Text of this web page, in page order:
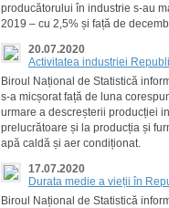
producătorului în industrie s-au
2019 – cu 2,5% și față de
20.07.2020
Activitatea industriei
Biroul Național de Statistică
s-a micșorat față de luna
urmare a descreșterii producției
prelucrătoare și la producția și
apă caldă și aer condiționat.
17.07.2020
Durata medie a vieții în
Biroul Național de Statistică